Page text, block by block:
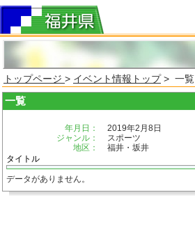
トップページ > イベント情報トップ> 一覧
一覧
年月日：
2019年2月8日
ジャンル：
スポーツ
地区：
福井・坂井
タイトル
データがありません。